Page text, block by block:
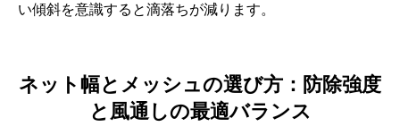
い傾斜を意識すると滴落ちが減ります。
ネット幅とメッシュの選び方：防除強度
と風通しの最適バランス